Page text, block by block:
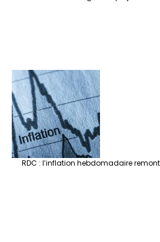
RDC : l’inflation hebdomadaire